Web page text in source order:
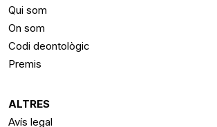
Qui som
On som
Codi deontològic
Premis
ALTRES
Avís legal